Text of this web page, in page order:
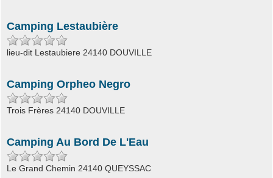
Camping Lestaubière
lieu-dit Lestaubiere 24140 DOUVILLE
Camping Orpheo Negro
Trois Frères 24140 DOUVILLE
Camping Au Bord De L'Eau
Le Grand Chemin 24140 QUEYSSAC